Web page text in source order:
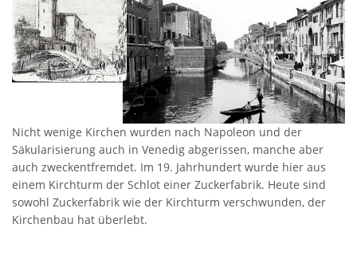
Nicht wenige Kirchen wurden nach Napoleon und der
Säkularisierung auch in Venedig abgerissen, manche aber
auch zweckentfremdet. Im 19. Jahrhundert wurde hier aus
einem Kirchturm der Schlot einer Zuckerfabrik. Heute sind
sowohl Zuckerfabrik wie der Kirchturm verschwunden, der
Kirchenbau hat überlebt.